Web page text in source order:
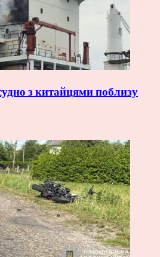
з китайцями поблизу